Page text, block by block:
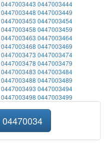
0447003443 0447003444
0447003448 0447003449
0447003453 0447003454
0447003458 0447003459
0447003463 0447003464
0447003468 0447003469
0447003473 0447003474
0447003478 0447003479
0447003483 0447003484
0447003488 0447003489
0447003493 0447003494
0447003498 0447003499
04470034